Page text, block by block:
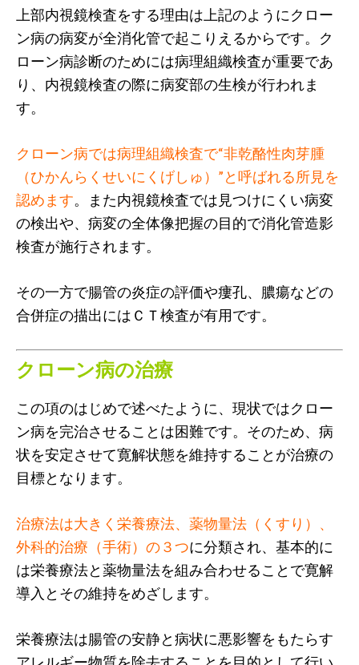
上部内視鏡検査をする理由は上記のようにクロー
ン病の病変が全消化管で起こりえるからです。ク
ローン病診断のためには病理組織検査が重要であ
り、内視鏡検査の際に病変部の生検が行われま
す。
クローン病では病理組織検査で“非乾酪性肉芽腫
（ひかんらくせいにくげしゅ）”と呼ばれる所見を
認めます。また内視鏡検査では見つけにくい病変
の検出や、病変の全体像把握の目的で消化管造影
検査が施行されます。
その一方で腸管の炎症の評価や瘻孔、膿瘍などの
合併症の描出にはＣＴ検査が有用です。
クローン病の治療
この項のはじめで述べたように、現状ではクロー
ン病を完治させることは困難です。そのため、病
状を安定させて寛解状態を維持することが治療の
目標となります。
治療法は大きく栄養療法、薬物量法（くすり）、
外科的治療（手術）の３つに分類され、基本的に
は栄養療法と薬物量法を組み合わせることで寛解
導入とその維持をめざします。
栄養療法は腸管の安静と病状に悪影響をもたらす